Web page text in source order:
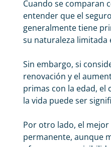
Cuando se comparan
entender que el
generalmente tiene
su naturaleza limitada
Sin embargo, si
renovación y el
primas con la edad, el
la vida puede ser
Por otro lado, el mejor
permanente, aunque